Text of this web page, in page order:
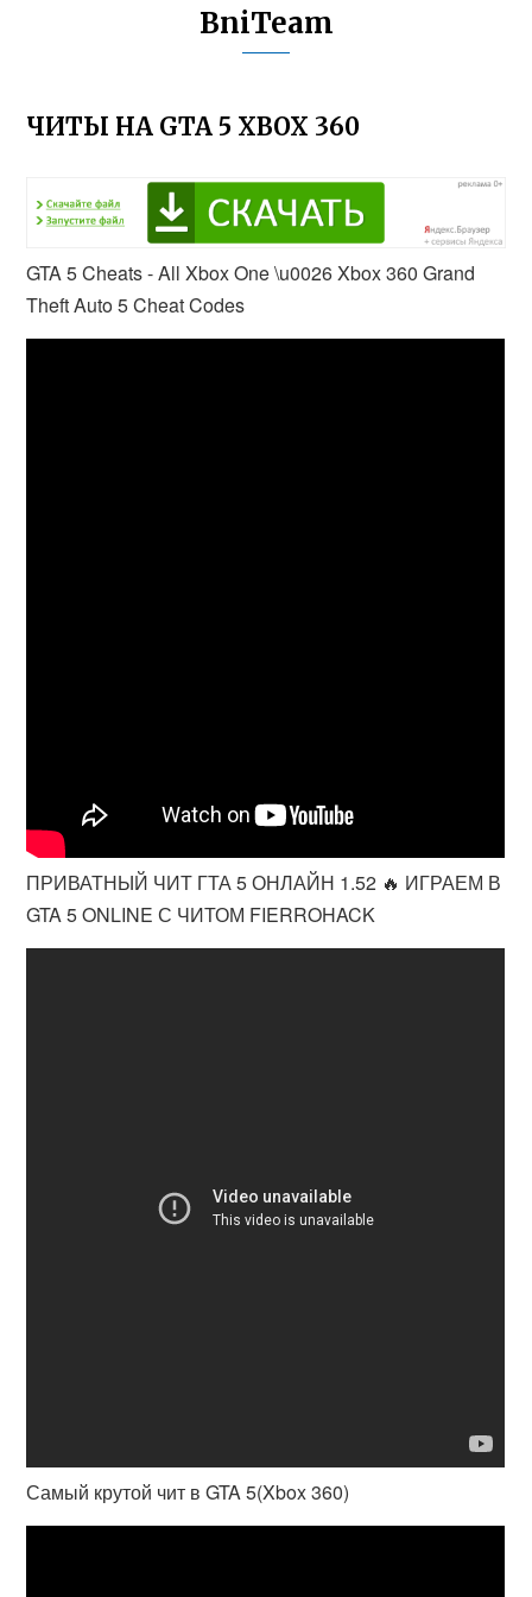
BniTeam
ЧИТЫ НА GTA 5 XBOX 360
GTA 5 Cheats - All Xbox One \u0026 Xbox 360 Grand
Theft Auto 5 Cheat Codes
ПРИВАТНЫЙ ЧИТ ГТА 5 ОНЛАЙН 1.52 🔥 ИГРАЕМ В
GTA 5 ONLINE С ЧИТОМ FIERROHACK
Самый крутой чит в GTA 5(Xbox 360)